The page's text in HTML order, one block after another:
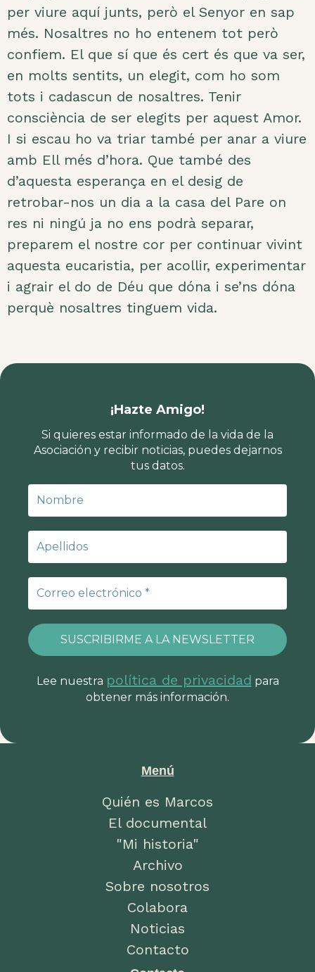
per viure aquí junts, però el Senyor en sap
més. Nosaltres no ho entenem tot però
confiem. El que sí que és cert és que va ser,
en molts sentits, un elegit, com ho som
tots i cadascun de nosaltres. Tenir
consciència de ser elegits per aquest Amor.
I si escau ho va triar també per anar a viure
amb Ell més d’hora. Que també des
d’aquesta esperança en el desig de
retrobar-nos un dia a la casa del Pare on
res ni ningú ja no ens podrà separar,
preparem el nostre cor per continuar vivint
aquesta eucaristia, per acollir, experimentar
i agrair el do de Déu que dóna i se’ns dóna
perquè nosaltres tinguem vida.
¡Hazte Amigo!
Si quieres estar informado de la vida de la
Asociación y recibir noticias, puedes dejarnos
tus datos.
Lee nuestra política de privacidad para
obtener más información.
Menú
Quién es Marcos
El documental
"Mi historia"
Archivo
Sobre nosotros
Colabora
Noticias
Contacto